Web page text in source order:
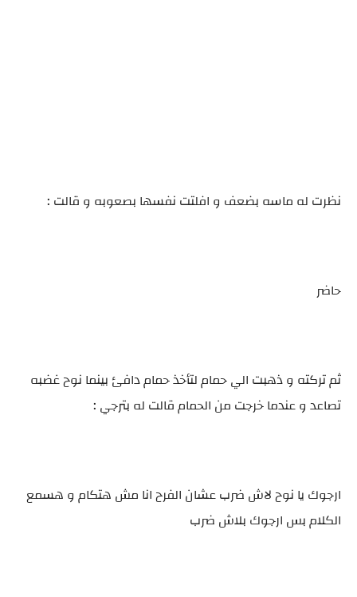
نظرت له ماسه بضعف و افلتت نفسها بصعوبه و قالت :
حاضر
ثم تركته و ذهبت الي حمام لتأخذ حمام دافئ بينما نوح غضبه
تصاعد و عندما خرجت من الحمام قالت له بترجي :
ارجوك يا نوح لاش ضرب عشان الفرح انا مش هتكام و هسمع
الكلام بس ارجوك بلاش ضرب